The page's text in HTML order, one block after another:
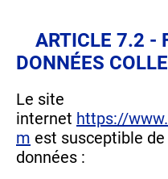
ARTICLE 7.2 -
DONNÉES
Le site
internet https://
m est susceptible
données :